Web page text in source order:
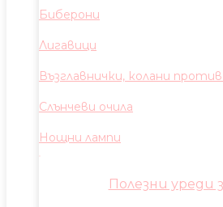
Биберони
Лигавици
Възглавнички, колани
Слънчеви очила
Нощни лампи
Полезни уреди